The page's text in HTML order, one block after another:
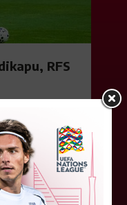
RFS
kārtā
izbraukumā ar
06. augusts 2026.